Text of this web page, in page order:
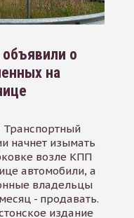
о
на
Транспортный
начнет изымать
возле КПП
автомобили, а
владельцы
- продавать.
издание